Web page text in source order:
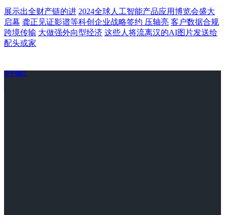
展示出全财产链的进 2024全球人工智能产品应用博览会盛大
启幕 龚正见证影谱等科创企业战略签约 压轴亮 客户数据合规
跨境传输 大做强外向型经济 这些人将流离汉的AI图片发送给
配头或家
关于我们